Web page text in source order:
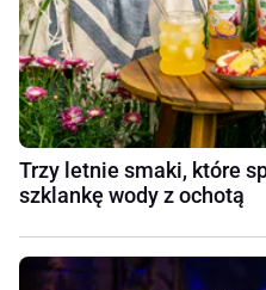
Trzy letnie smaki, które
szklankę wody z ochotą